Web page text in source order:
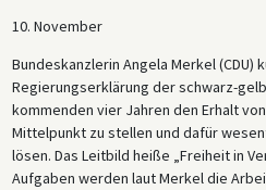
10. November
Bundeskanzlerin Angela Merkel (CDU)
Regierungserklärung der schwarz-
kommenden vier Jahren den Erhalt
Mittelpunkt zu stellen und dafür
lösen. Das Leitbild heiße „Freiheit in
Aufgaben werden laut Merkel die